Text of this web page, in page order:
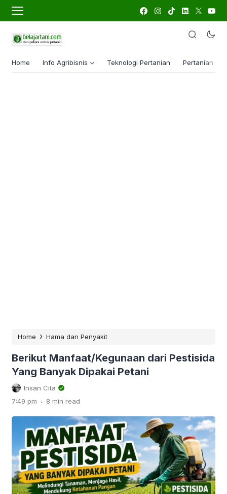
Home Info Agribisnis Teknologi Pertanian Pertanian
Home › Hama dan Penyakit
Berikut Manfaat/Kegunaan dari Pestisida
Yang Banyak Dipakai Petani
Insan Cita
7:49 pm . 8 min read